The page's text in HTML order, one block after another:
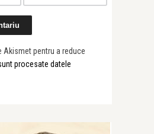
pentru a reduce
procesate datele